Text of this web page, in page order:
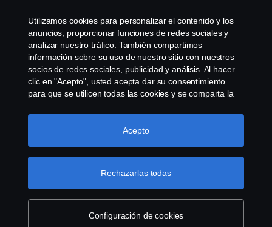
Whistleblowing
Governance, Risk & Compliance
Configuración de cookies
© Copyright Scania 2025 All rights reserved. Scania
CV AB (publ), SE-151 87 Södertälje, Sweden, Tel:
+46-8-55 38 10 00, Fax: +46-8-55 38 10 37.
Utilizamos cookies para personalizar el contenido y los
anuncios, proporcionar funciones de redes sociales y
analizar nuestro tráfico. También compartimos
información sobre su uso de nuestro sitio con nuestros
socios de redes sociales, publicidad y análisis. Al hacer
clic en "Acepto", usted acepta dar su consentimiento
para que se utilicen todas las cookies y se comparta la
haciendo clic en "Configuración de cookies" y
seleccionando las categorías que desea aceptar. Para
Más información sobre su privacidad
Configuración de cookies
Rechazarlas todas
Acepto